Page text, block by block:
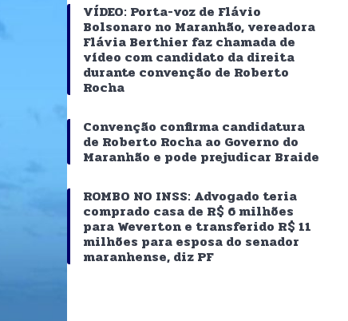
VÍDEO: Porta-voz de Flávio
Bolsonaro no Maranhão, vereadora
Flávia Berthier faz chamada de
vídeo com candidato da direita
durante convenção de Roberto
Rocha
Convenção confirma candidatura
de Roberto Rocha ao Governo do
Maranhão e pode prejudicar Braide
ROMBO NO INSS: Advogado teria
comprado casa de R$ 6 milhões
para Weverton e transferido R$ 11
milhões para esposa do senador
maranhense, diz PF